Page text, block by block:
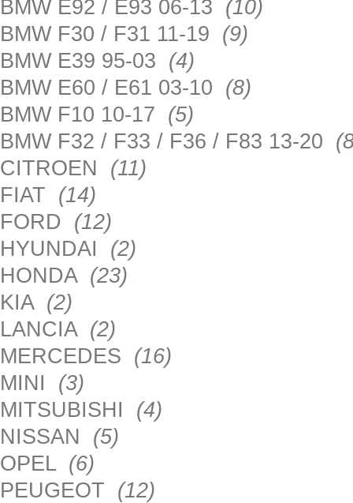
BMW E92 / E93 06-13 (10)
BMW F30 / F31 11-19 (9)
BMW E39 95-03 (4)
BMW E60 / E61 03-10 (8)
BMW F10 10-17 (5)
BMW F32 / F33 / F36 / F83 13-20
CITROEN (11)
FIAT (14)
FORD (12)
HYUNDAI (2)
HONDA (23)
KIA (2)
LANCIA (2)
MERCEDES (16)
MINI (3)
MITSUBISHI (4)
NISSAN (5)
OPEL (6)
PEUGEOT (12)